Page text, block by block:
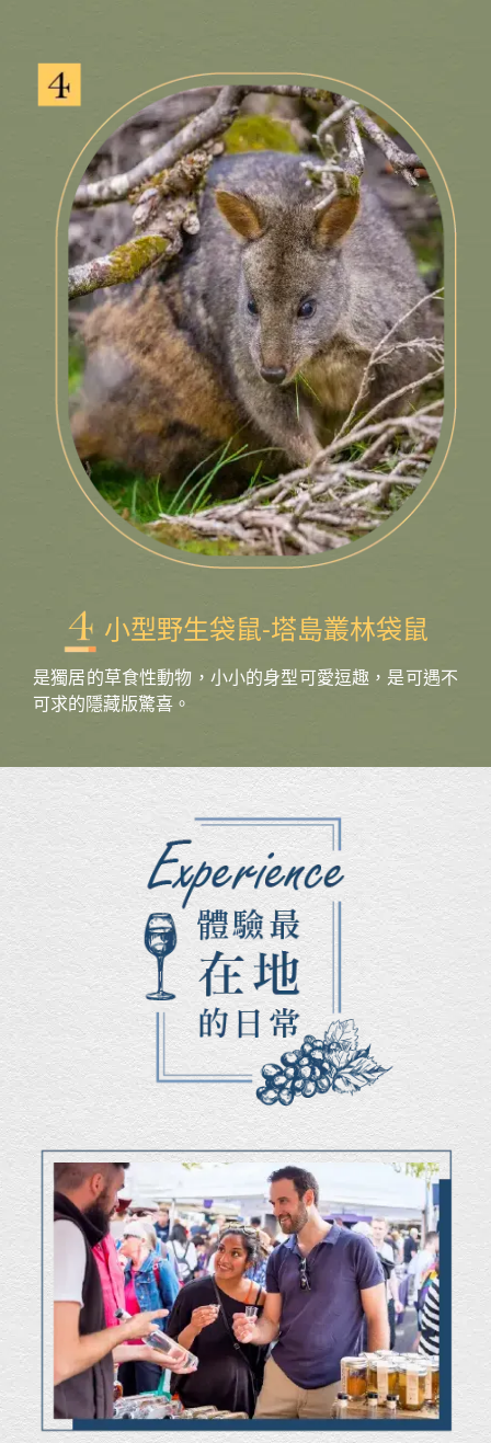
小型野生袋鼠-塔島叢林袋鼠
是獨居的草食性動物，小小的身型可愛逗趣，是可遇不
可求的隱藏版驚喜。